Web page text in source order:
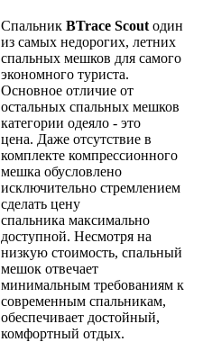
Спальник BTrace Scout один
из самых недорогих, летних
спальных мешков для самого
экономного туриста.
Основное отличие от
остальных спальных мешков
категории одеяло - это
цена. Даже отсутствие в
комплекте компрессионного
мешка обусловлено
исключительно стремлением
сделать цену
спальника максимально
доступной. Несмотря на
низкую стоимость, спальный
мешок отвечает
минимальным требованиям к
современным спальникам,
обеспечивает достойный,
комфортный отдых.